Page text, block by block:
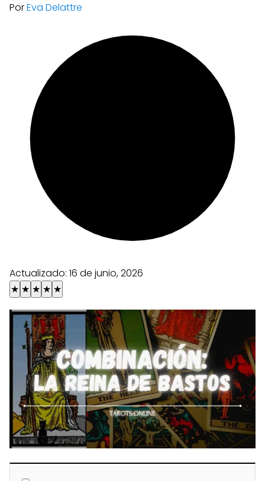
PorEva Delattre
Actualizado: 16 de junio, 2026
★ ★ ★ ★ ★